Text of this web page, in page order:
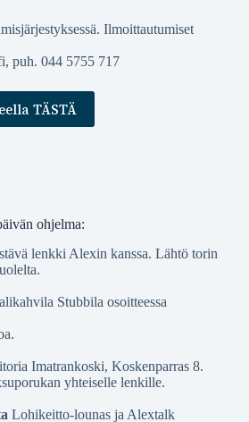
Ilmoittautumiset
puh. 044 5755 717
TÄSTÄ
ohjelma:
lenkki Alexin kanssa. Lähtö torin
Stubbila osoitteessa
Imatrankoski, Koskenparras 8.
yhteiselle lenkille.
Lohikeitto-lounas ja Alextalk